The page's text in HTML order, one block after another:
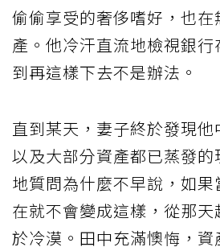
偷偷享受的奢侈嗜好，也
產。他冷汗直流地檢視銀
到再這樣下去不是辦法。
直到某天，妻子終於發現他
以及大部分資產都已蒸發
地質問為什麼不早說，如
在就不會變成這樣，從那
於冷漠。田中充滿懊悔，